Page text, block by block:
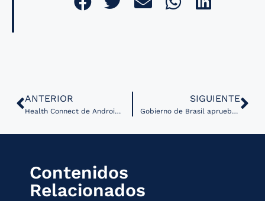
ANTERIOR
Health Connect de Android conectará todas las apps de salud
SIGUIENTE
Gobierno de Brasil aprueba finalmente uso de telesalud nacionalmente
Contenidos
Relacionados